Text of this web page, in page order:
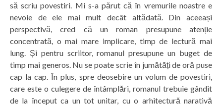
să scriu povestiri. Mi s-a părut că în vremurile noastre e
nevoie de ele mai mult decât altădată. Din aceeași
perspectivă, cred că un roman presupune atenție
concentrată, o mai mare implicare, timp de lectură mai
lung. Și pentru scriitor, romanul presupune un buget de
timp mai generos. Nu se poate scrie în jumătăți de oră puse
cap la cap. În plus, spre deosebire un volum de povestiri,
care este o culegere de întâmplări, romanul trebuie gândit
de la început ca un tot unitar, cu o arhitectură narativă